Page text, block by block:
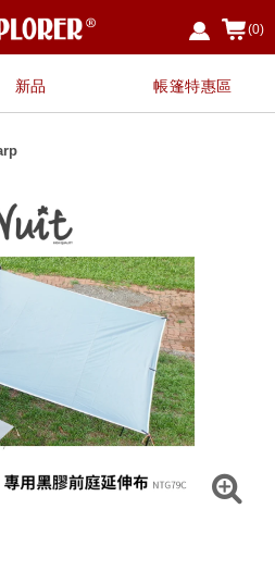
(0)
新品 帳篷特惠區